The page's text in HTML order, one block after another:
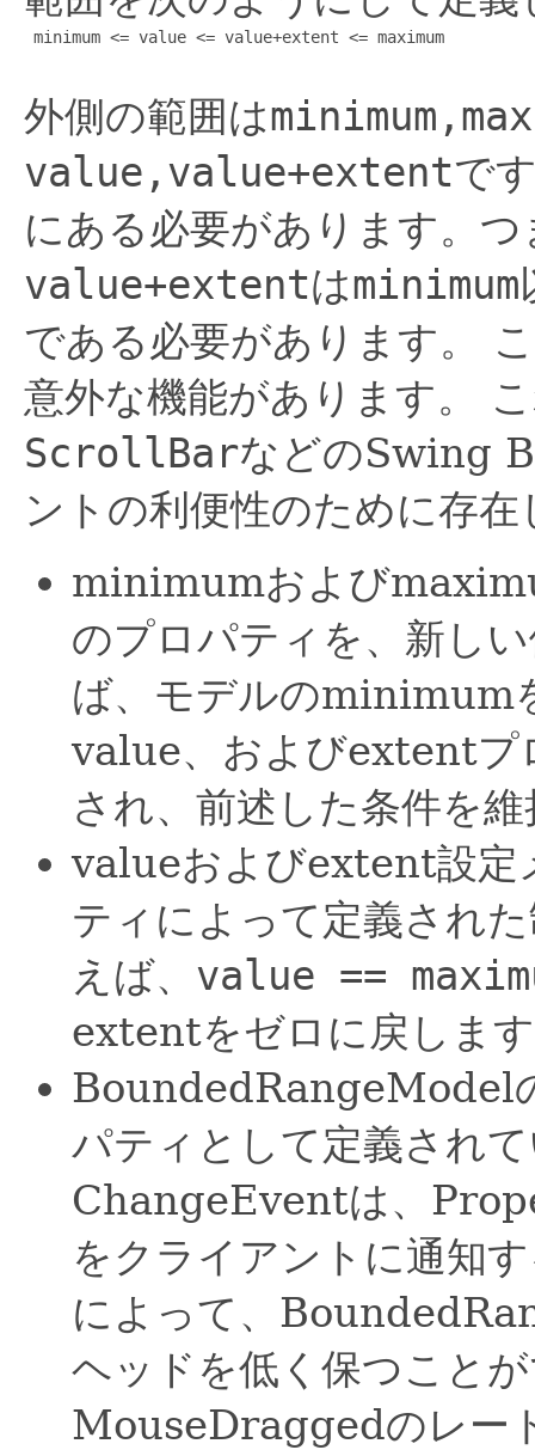
minimum <= value <= value+extent <= maximum
外側の範囲は
value,value+extentで
にある必要があります。つ
value+extentはminimum
である必要があります。
意外な機能があります。
ScrollBarなどのSwing
ントの利便性のために存
minimumおよび
のプロパティを、新し
ば、モデルのminimum
value、およびextentプ
され、前述した条件を
valueおよびextent設定
ティによって定義され
えば、 value ==
extentをゼロに戻しま
BoundedRangeModel
パティとして定義され
ChangeEventは、
をクライアントに通知
によって、
ヘッドを低く保つこと
MouseDraggedのレー